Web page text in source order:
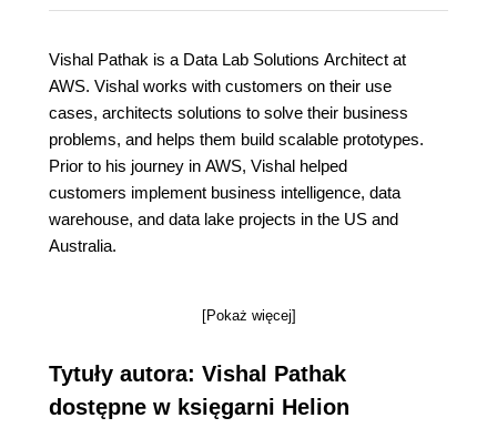
Vishal Pathak is a Data Lab Solutions Architect at
AWS. Vishal works with customers on their use
cases, architects solutions to solve their business
problems, and helps them build scalable prototypes.
Prior to his journey in AWS, Vishal helped
customers implement business intelligence, data
warehouse, and data lake projects in the US and
Australia.
[Pokaż więcej]
Tytuły autora: Vishal Pathak
dostępne w księgarni Helion